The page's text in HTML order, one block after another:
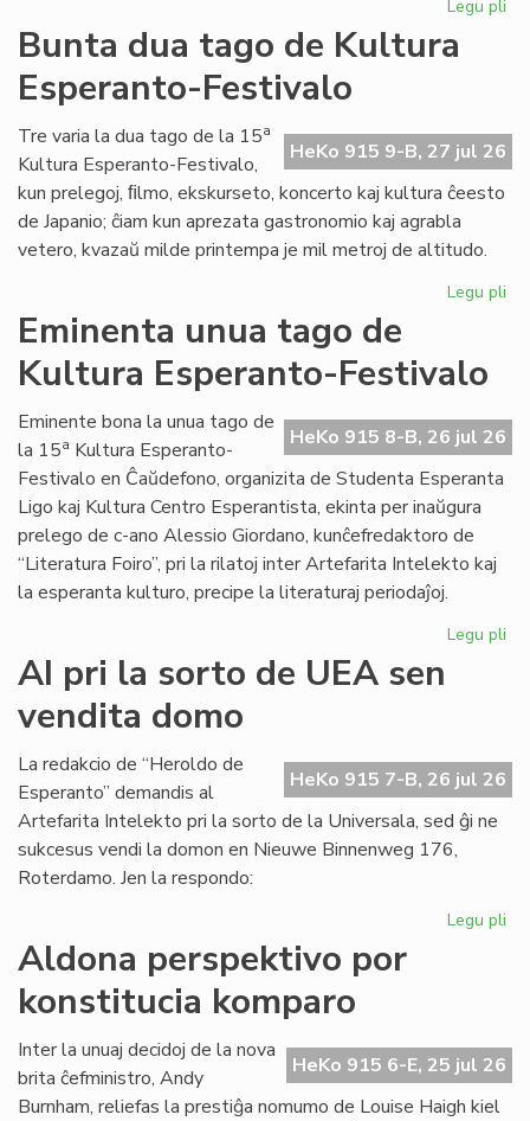
Legu pli
de
Bunta dua tago de Kultura
Esperanto-Festivalo
HeKo 915 9-B, 27 jul 26
Tre varia la dua tago de la 15a
Kultura Esperanto-Festivalo,
kun prelegoj, ﬁlmo, ekskurseto, koncerto kaj kultura ĉeesto
de Japanio; ĉiam kun aprezata gastronomio kaj agrabla
vetero, kvazaŭ milde printempa je mil metroj de altitudo.
Legu pli
Eminenta unua tago de
Kultura Esperanto-Festivalo
HeKo 915 8-B, 26 jul 26
Eminente bona la unua tago de
la 15a Kultura Esperanto-
Festivalo en Ĉaŭdefono, organizita de Studenta Esperanta
Ligo kaj Kultura Centro Esperantista, ekinta per inaŭgura
prelego de c-ano Alessio Giordano, kunĉefredaktoro de
“Literatura Foiro”, pri la rilatoj inter Artefarita Intelekto kaj
la esperanta kulturo, precipe la literaturaj periodaĵoj.
Legu pli
AI pri la sorto de UEA sen
vendita domo
HeKo 915 7-B, 26 jul 26
La redakcio de “Heroldo de
Esperanto” demandis al
Artefarita Intelekto pri la sorto de la Universala, sed ĝi ne
sukcesus vendi la domon en Nieuwe Binnenweg 176,
Roterdamo. Jen la respondo:
Legu pli
de
Aldona perspektivo por
konstitucia komparo
HeKo 915 6-E, 25 jul 26
Inter la unuaj decidoj de la nova
brita ĉefministro, Andy
Burnham, reliefas la prestiĝa nomumo de Louise Haigh kiel